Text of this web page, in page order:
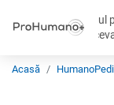
Și
Acasă